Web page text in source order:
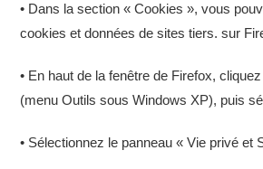
• Dans la section « Cookies », vous
cookies et données de sites tiers. sur
• En haut de la fenêtre de Firefox,
(menu Outils sous Windows XP), puis
• Sélectionnez le panneau « Vie privé et